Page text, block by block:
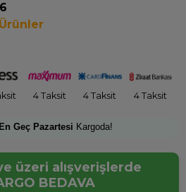
4 Taksit 4 Taksit 4 Taksit
En Geç Pazartesi Kargoda!
üzeri alışverişlerde
BEDAVA